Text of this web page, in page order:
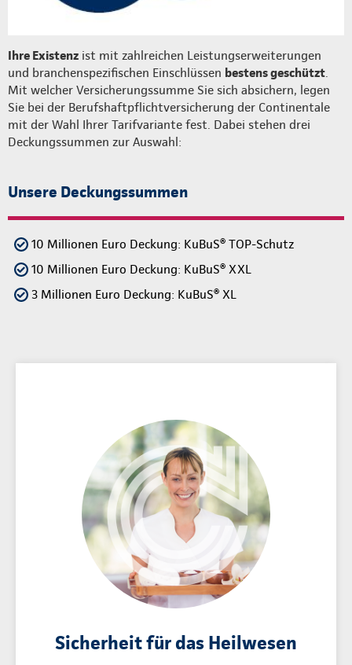
Ihre Existenz ist mit zahlreichen Leistungserweiterungen
und branchenspezifischen Einschlüssen bestens geschützt.
Mit welcher Versicherungssumme Sie sich absichern, legen
Sie bei der Berufshaftpflichtversicherung der Continentale
mit der Wahl Ihrer Tarifvariante fest. Dabei stehen drei
Deckungssummen zur Auswahl:
Unsere Deckungssummen
10 Millionen Euro Deckung: KuBuS® TOP-Schutz
10 Millionen Euro Deckung: KuBuS® XXL
3 Millionen Euro Deckung: KuBuS® XL
Sicherheit für das Heilwesen